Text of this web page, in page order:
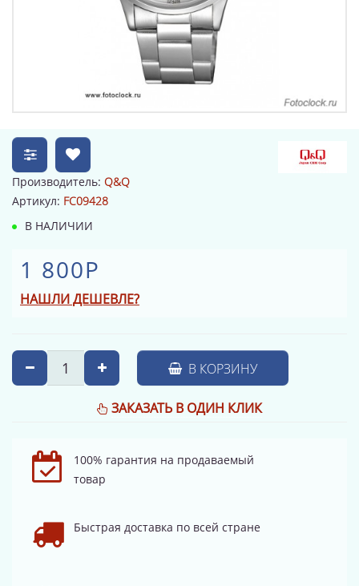
Производитель: Q&Q
Артикул: FC09428
В НАЛИЧИИ
1 800Р
НАШЛИ ДЕШЕВЛЕ?
В КОРЗИНУ
ЗАКАЗАТЬ В ОДИН КЛИК
100% гарантия на продаваемый
товар
Быстрая доставка по всей стране